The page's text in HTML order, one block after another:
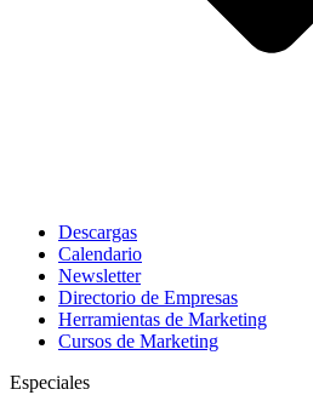
Descargas
Calendario
Newsletter
Directorio de Empresas
Herramientas de Marketing
Cursos de Marketing
Especiales